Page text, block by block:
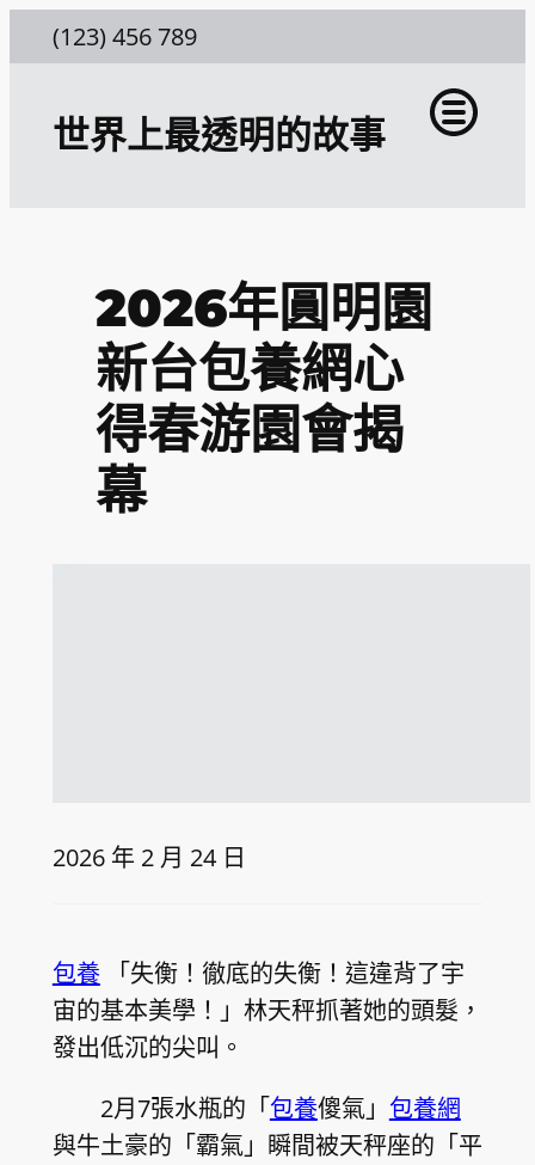
至
(123) 456 789
世界上最透明的故事
2026年圓明園
新台包養網心
得春游園會揭
幕
2026 年 2 月 24 日
包養「失衡！徹底的失衡！這違背了宇
宙的基本美學！」林天秤抓著她的頭髮，
發出低沉的尖叫。
2月7張水瓶的「包養傻氣」 包養網
與牛土豪的「霸氣」瞬間被天秤座的「平